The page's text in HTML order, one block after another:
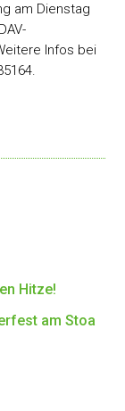
am Dienstag
Infos bei
Hitze!
am Stoa